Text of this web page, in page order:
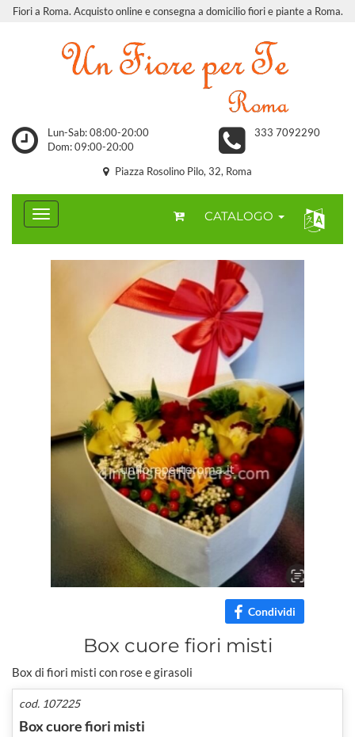
Fiori a Roma. Acquisto online e consegna a domicilio fiori e piante a Roma.
Lun-Sab: 08:00-20:00
Dom: 09:00-20:00
333 7092290
Piazza Rosolino Pilo, 32, Roma
CATALOGO
Condividi
Box cuore fiori misti
Box di fiori misti con rose e girasoli
cod. 107225
Box cuore fiori misti